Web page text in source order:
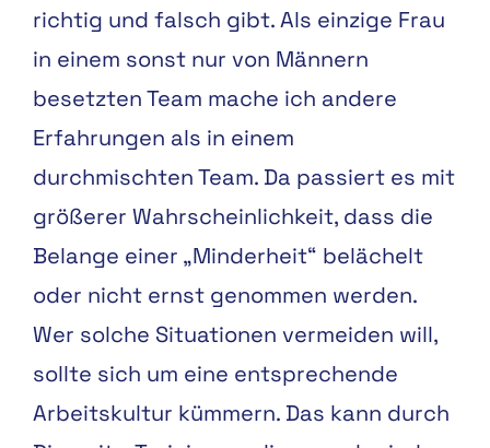
richtig und falsch gibt. Als einzige Frau
in einem sonst nur von Männern
besetzten Team mache ich andere
Erfahrungen als in einem
durchmischten Team. Da passiert es mit
größerer Wahrscheinlichkeit, dass die
Belange einer „Minderheit“ belächelt
oder nicht ernst genommen werden.
Wer solche Situationen vermeiden will,
sollte sich um eine entsprechende
Arbeitskultur kümmern. Das kann durch